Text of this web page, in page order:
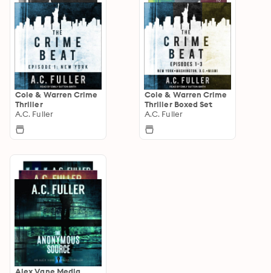
Cole & Warren Crime
Thriller
A.C. Fuller
Cole & Warren Crime
Thriller Boxed Set
A.C. Fuller
Alex Vane Media